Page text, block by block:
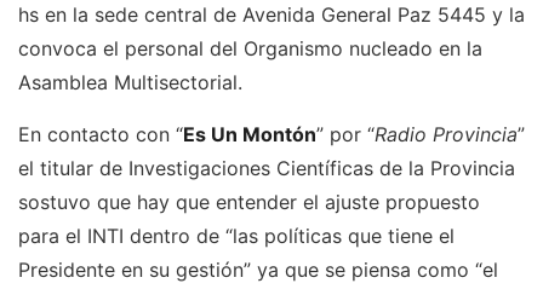
hs en la sede central de Avenida General Paz 5445 y la
convoca el personal del Organismo nucleado en la
Asamblea Multisectorial.
En contacto con “Es Un Montón” por “Radio Provincia”
el titular de Investigaciones Científicas de la Provincia
sostuvo que hay que entender el ajuste propuesto
para el INTI dentro de “las políticas que tiene el
Presidente en su gestión” ya que se piensa como “el